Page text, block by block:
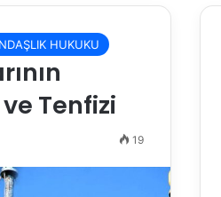
HUKUKU
Tenfizi
19